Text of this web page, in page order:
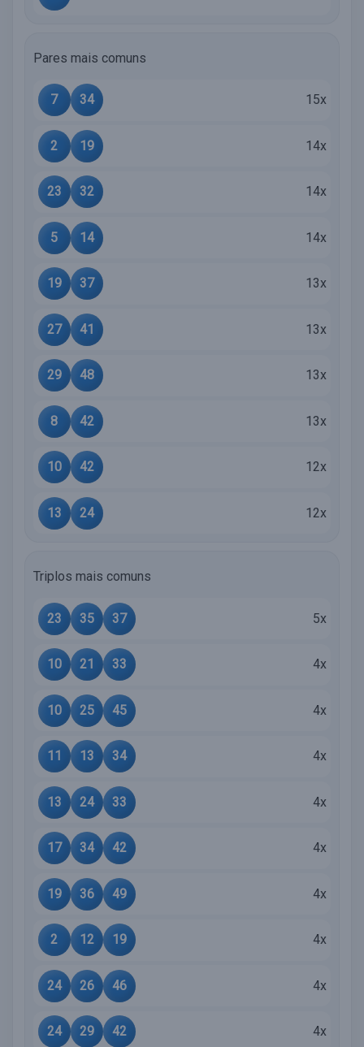
Pares mais comuns
7 34 15x
2 19 14x
23 32 14x
5 14 14x
19 37 13x
27 41 13x
29 48 13x
8 42 13x
10 42 12x
13 24 12x
Triplos mais comuns
23 35 37 5x
10 21 33 4x
10 25 45 4x
11 13 34 4x
13 24 33 4x
17 34 42 4x
19 36 49 4x
2 12 19 4x
24 26 46 4x
24 29 42 4x